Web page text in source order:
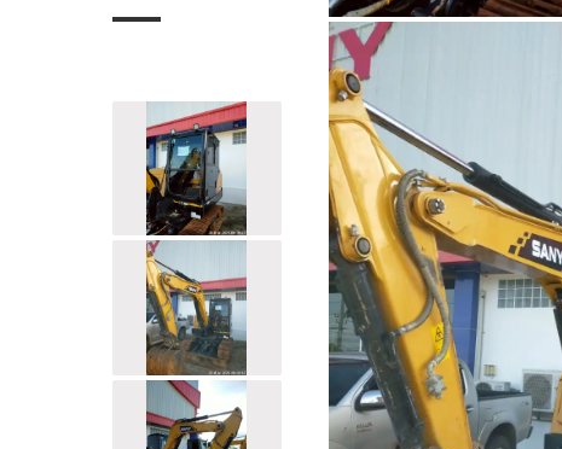
Informazioni di base
Categoria Escavatore
Modello SY55C
Ore visualizzate 1241ore
Numero di serie SY005CD3*****